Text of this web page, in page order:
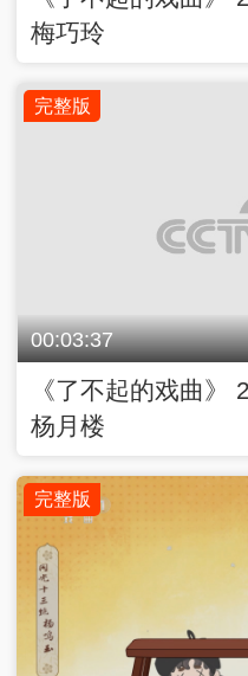
梅巧玲
完整版
00:03:37
《了不起的戏曲》
杨月楼
完整版